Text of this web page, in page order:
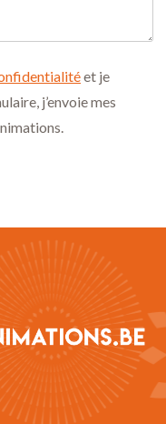
et je
j’envoie mes